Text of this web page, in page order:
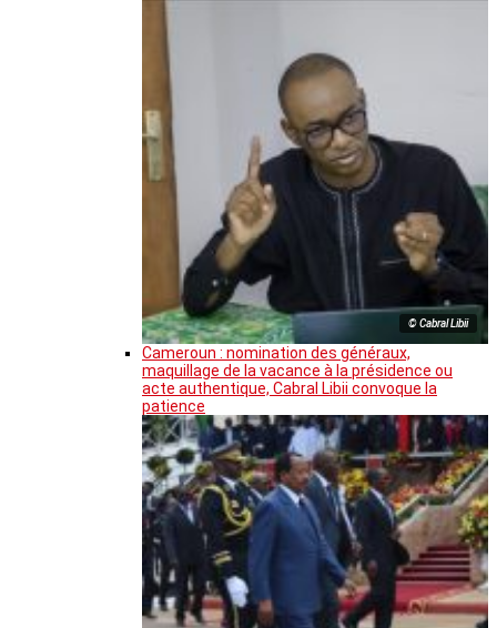
© Cabral Libii
Cameroun : nomination des généraux,
maquillage de la vacance à la présidence ou
acte authentique, Cabral Libii convoque la
patience